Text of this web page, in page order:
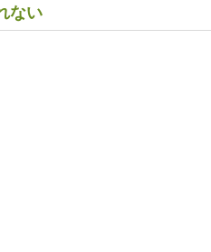
ない